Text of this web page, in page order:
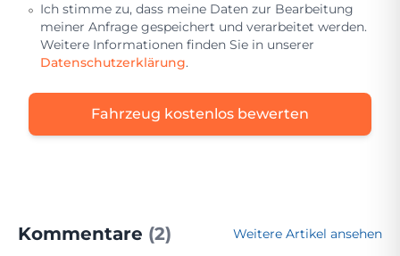
Ich stimme zu, dass meine Daten zur Bearbeitung
meiner Anfrage gespeichert und verarbeitet werden.
Weitere Informationen finden Sie in unserer
Datenschutzerklärung.
Fahrzeug kostenlos bewerten
Kommentare (2) Weitere Artikel ansehen